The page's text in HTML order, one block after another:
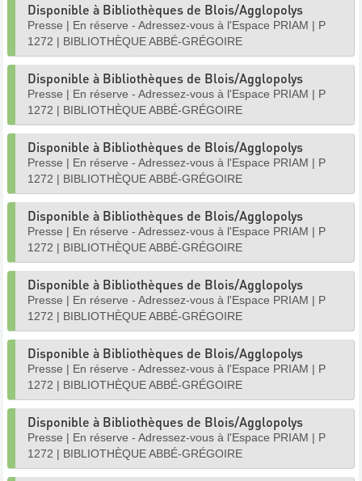
Disponible à Bibliothèques de Blois/Agglopolys
Presse | En réserve - Adressez-vous à l'Espace PRIAM | P
1272 | BIBLIOTHÈQUE ABBÉ-GRÉGOIRE
Disponible à Bibliothèques de Blois/Agglopolys
Presse | En réserve - Adressez-vous à l'Espace PRIAM | P
1272 | BIBLIOTHÈQUE ABBÉ-GRÉGOIRE
Disponible à Bibliothèques de Blois/Agglopolys
Presse | En réserve - Adressez-vous à l'Espace PRIAM | P
1272 | BIBLIOTHÈQUE ABBÉ-GRÉGOIRE
Disponible à Bibliothèques de Blois/Agglopolys
Presse | En réserve - Adressez-vous à l'Espace PRIAM | P
1272 | BIBLIOTHÈQUE ABBÉ-GRÉGOIRE
Disponible à Bibliothèques de Blois/Agglopolys
Presse | En réserve - Adressez-vous à l'Espace PRIAM | P
1272 | BIBLIOTHÈQUE ABBÉ-GRÉGOIRE
Disponible à Bibliothèques de Blois/Agglopolys
Presse | En réserve - Adressez-vous à l'Espace PRIAM | P
1272 | BIBLIOTHÈQUE ABBÉ-GRÉGOIRE
Disponible à Bibliothèques de Blois/Agglopolys
Presse | En réserve - Adressez-vous à l'Espace PRIAM | P
1272 | BIBLIOTHÈQUE ABBÉ-GRÉGOIRE